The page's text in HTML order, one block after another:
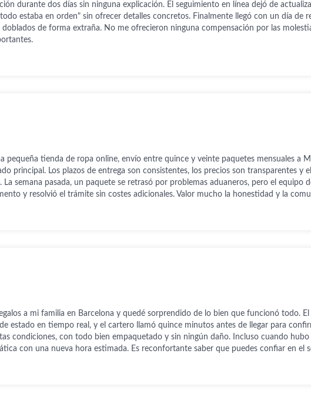
durante dos días sin ninguna explicación. El seguimiento en línea dejó de
estaba en orden" sin ofrecer detalles concretos. Finalmente llegó con un día de
de forma extraña. No me ofrecieron ninguna compensación por las
pequeña tienda de ropa online, envío entre quince y veinte paquetes mensuales a
principal. Los plazos de entrega son consistentes, los precios son transparentes y
La semana pasada, un paquete se retrasó por problemas aduaneros, pero el equipo
y resolvió el trámite sin costes adicionales. Valor mucho la honestidad y la
a mi familia en Barcelona y quedé sorprendido de lo bien que funcionó todo.
estado en tiempo real, y el cartero llamó quince minutos antes de llegar para
condiciones, con todo bien empaquetado y sin ningún daño. Incluso cuando
con una nueva hora estimada. Es reconfortante saber que puedes confiar en el